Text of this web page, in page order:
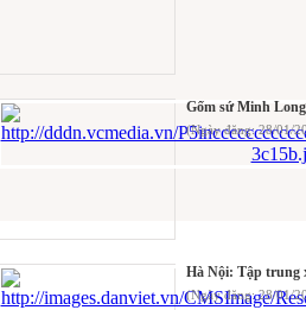
Gốm sứ Minh
(Ngày đăng: 28/01/
Hà Nội: Tập trung
(Ngày đăng: 28/01/